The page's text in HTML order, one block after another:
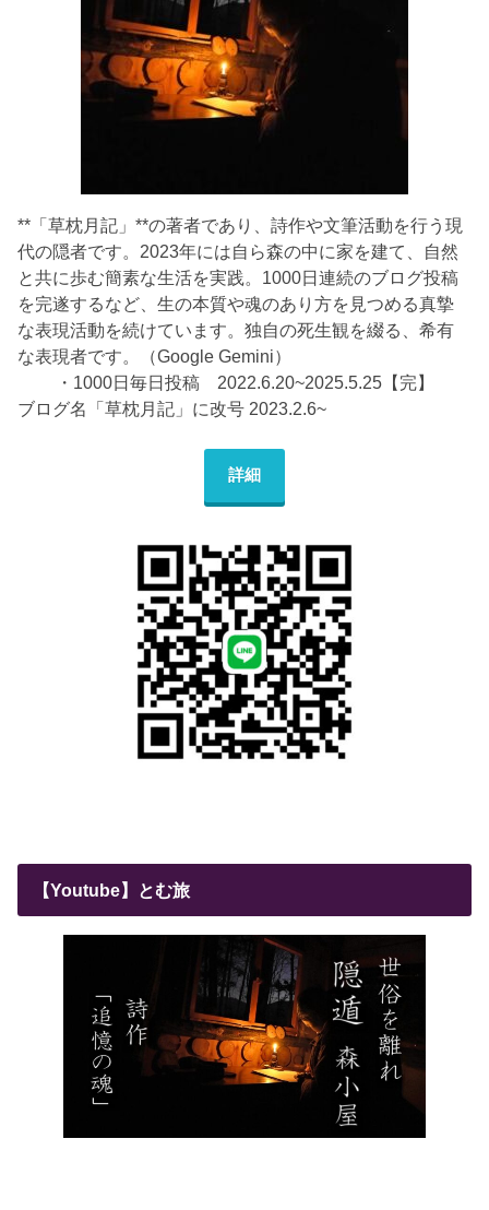
**「草枕月記」**の著者であり、詩作や文筆活動を行う現
代の隠者です。2023年には自ら森の中に家を建て、自然
と共に歩む簡素な生活を実践。1000日連続のブログ投稿
を完遂するなど、生の本質や魂のあり方を見つめる真摯
な表現活動を続けています。独自の死生観を綴る、希有
な表現者です。（Google Gemini）
・1000日毎日投稿 2022.6.20~2025.5.25【完】
ブログ名「草枕月記」に改号 2023.2.6~
詳細
【Youtube】とむ旅